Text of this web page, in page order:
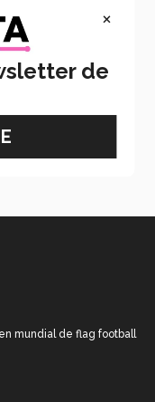
historia de Debbie
Premio al
mundial de flag football
×
de